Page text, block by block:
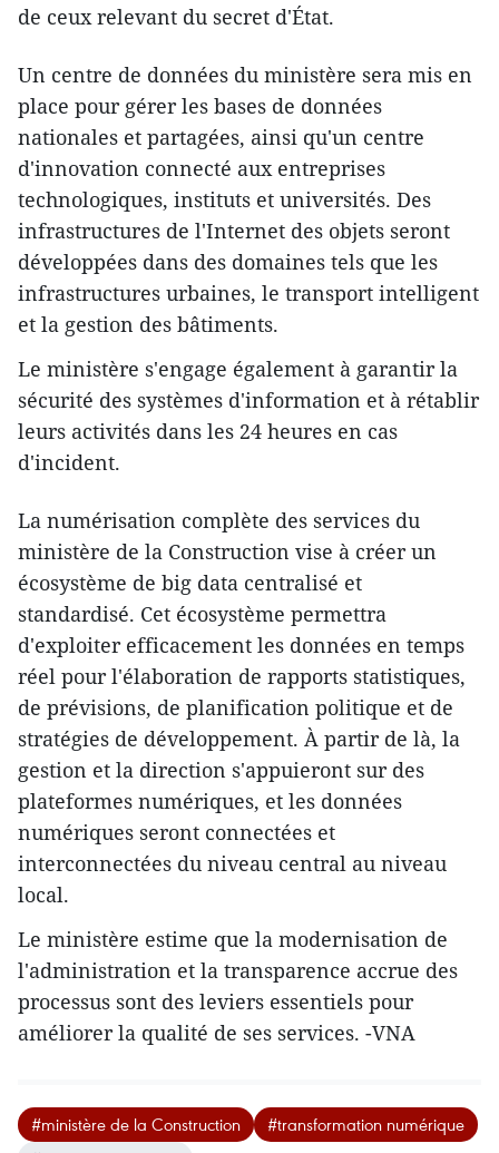
de ceux relevant du secret d'État.
Un centre de données du ministère sera mis en
place pour gérer les bases de données
nationales et partagées, ainsi qu'un centre
d'innovation connecté aux entreprises
technologiques, instituts et universités. Des
infrastructures de l'Internet des objets seront
développées dans des domaines tels que les
infrastructures urbaines, le transport intelligent
et la gestion des bâtiments.
Le ministère s'engage également à garantir la
sécurité des systèmes d'information et à rétablir
leurs activités dans les 24 heures en cas
d'incident.
La numérisation complète des services du
ministère de la Construction vise à créer un
écosystème de big data centralisé et
standardisé. Cet écosystème permettra
d'exploiter efficacement les données en temps
réel pour l'élaboration de rapports statistiques,
de prévisions, de planification politique et de
stratégies de développement. À partir de là, la
gestion et la direction s'appuieront sur des
plateformes numériques, et les données
numériques seront connectées et
interconnectées du niveau central au niveau
local.
Le ministère estime que la modernisation de
l'administration et la transparence accrue des
processus sont des leviers essentiels pour
améliorer la qualité de ses services. -VNA
#ministère de la Construction
#transformation numérique